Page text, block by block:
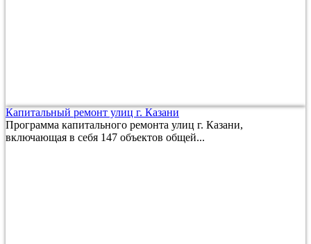
Капитальный ремонт улиц г. Казани
Программа капитального ремонта улиц г. Казани,
включающая в себя 147 объектов общей...